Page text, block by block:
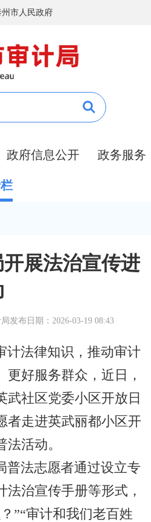
州市人民政府
政府信息公开 政务服务
展法治宣传进
发布日期：2026-03-19 08:43
计法律知识，推动审计
更好服务群众，近日，
武社区党委小区开放日
者走进英武丽都小区开
活动。
普法志愿者通过设立专
法治宣传手册等形式，
”“审计和我们老百姓